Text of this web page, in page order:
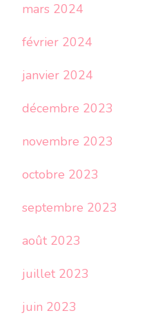
mars 2024
février 2024
janvier 2024
décembre 2023
novembre 2023
octobre 2023
septembre 2023
août 2023
juillet 2023
juin 2023